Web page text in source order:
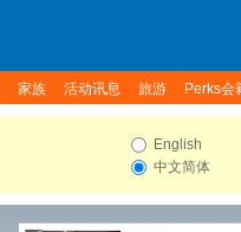
家族 活动讯息 旅游 Perks会
English
中文简体